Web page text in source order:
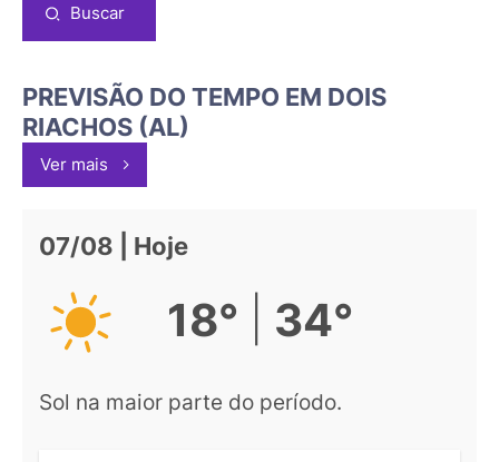
Buscar
PREVISÃO DO TEMPO EM DOIS
RIACHOS (AL)
Ver mais
07/08 | Hoje
18° 34°
Sol na maior parte do período.